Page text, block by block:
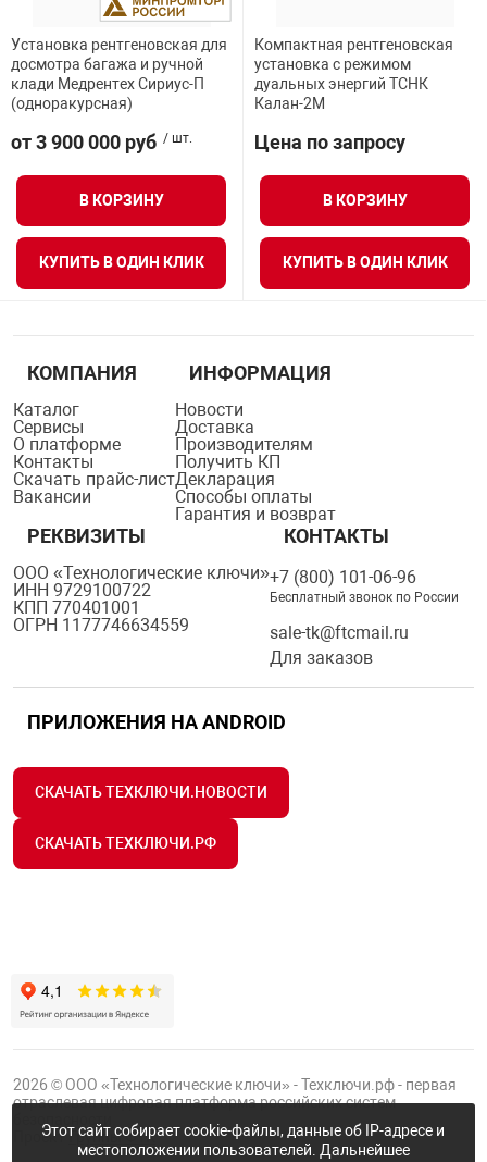
Установка рентгеновская для
досмотра багажа и ручной
клади Медрентех Сириус-П
(одноракурсная)
от 3 900 000 руб / шт.
В КОРЗИНУ
КУПИТЬ В ОДИН КЛИК
Компактная рентгеновская
установка с режимом
дуальных энергий ТСНК
Калан-2М
Цена по запросу
В КОРЗИНУ
КУПИТЬ В ОДИН КЛИК
КОМПАНИЯ
Каталог
Сервисы
О платформе
Контакты
Скачать прайс-лист
Вакансии
ИНФОРМАЦИЯ
Новости
Доставка
Производителям
Получить КП
Декларация
Способы оплаты
Гарантия и возврат
РЕКВИЗИТЫ
ООО «Технологические ключи»
ИНН 9729100722
КПП 770401001
ОГРН 1177746634559
КОНТАКТЫ
+7 (800) 101-06-96
Бесплатный звонок по России
sale-tk@ftcmail.ru
Для заказов
ПРИЛОЖЕНИЯ НА ANDROID
СКАЧАТЬ ТЕХКЛЮЧИ.НОВОСТИ
СКАЧАТЬ ТЕХКЛЮЧИ.РФ
2026 © ООО «Технологические ключи» - Техключи.рф - первая
отраслевая цифровая платформа российских систем
ПроектГруппы ФТК
Этот сайт собирает cookie-файлы, данные об IP-адресе и
местоположении пользователей. Дальнейшее